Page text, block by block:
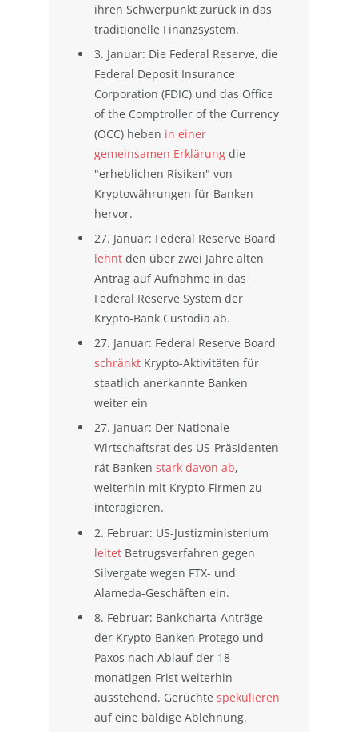
ihren Schwerpunkt zurück in das
traditionelle Finanzsystem.
3. Januar: Die Federal Reserve, die
Federal Deposit Insurance
Corporation (FDIC) und das Office
of the Comptroller of the Currency
(OCC) heben in einer
gemeinsamen Erklärung die
"erheblichen Risiken" von
Kryptowährungen für Banken
hervor.
27. Januar: Federal Reserve Board
lehnt den über zwei Jahre alten
Antrag auf Aufnahme in das
Federal Reserve System der
Krypto-Bank Custodia ab.
27. Januar: Federal Reserve Board
schränkt Krypto-Aktivitäten für
staatlich anerkannte Banken
weiter ein
27. Januar: Der Nationale
Wirtschaftsrat des US-Präsidenten
rät Bankenstark davon ab,
weiterhin mit Krypto-Firmen zu
interagieren.
2. Februar: US-Justizministerium
leitet Betrugsverfahren gegen
Silvergate wegen FTX- und
Alameda-Geschäften ein.
8. Februar: Bankcharta-Anträge
der Krypto-Banken Protego und
Paxos nach Ablauf der 18-
monatigen Frist weiterhin
ausstehend. Gerüchtespekulieren
auf eine baldige Ablehnung.